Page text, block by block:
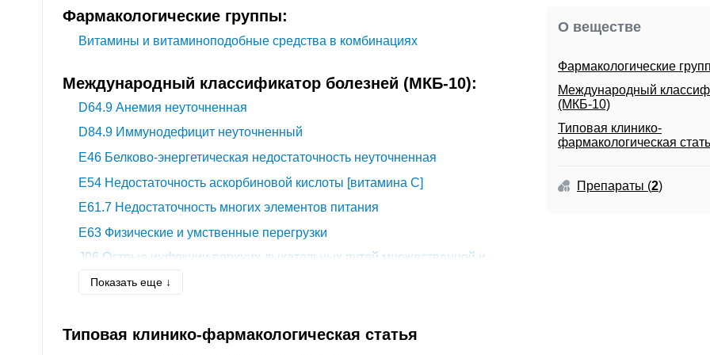
Фармакологические группы:
Витамины и витаминоподобные средства в комбинациях
Международный классификатор болезней (МКБ-10):
D64.9 Анемия неуточненная
D84.9 Иммунодефицит неуточненный
E46 Белково-энергетическая недостаточность неуточненная
E54 Недостаточность аскорбиновой кислоты [витамина C]
E61.7 Недостаточность многих элементов питания
E63 Физические и умственные перегрузки
J06 Острые инфекции верхних дыхательных путей множественной и
Период выздоровления
Показать еще ↓
Типовая клинико-фармакологическая статья
О веществе
Фармакологические
Международный
(МКБ-10)
Типовая клинико-
фармакологическая
Препараты (2)